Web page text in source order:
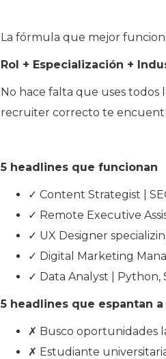
La fórmula que mejor
Rol + Especialización +
No hace falta que uses todos
recruiter correcto te
5 headlines que funcionan
✓ Content Strategist |
✓ Remote Executive
✓ UX Designer
✓ Digital Marketing
✓ Data Analyst | Python,
5 headlines que espantan
✗ Busco oportunidades
✗ Estudiante